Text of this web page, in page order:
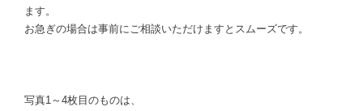
ます。
お急ぎの場合は事前にご相談いただけますとスムーズです。
写真1～4枚目のものは、